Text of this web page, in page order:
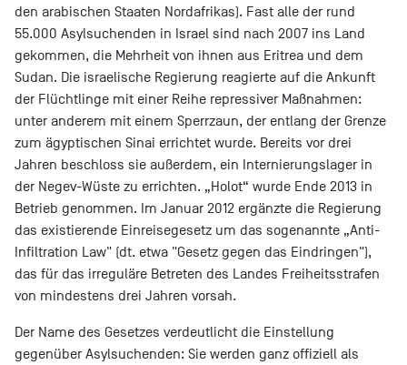
den arabischen Staaten Nordafrikas). Fast alle der rund
55.000 Asylsuchenden in Israel sind nach 2007 ins Land
gekommen, die Mehrheit von ihnen aus Eritrea und dem
Sudan. Die israelische Regierung reagierte auf die Ankunft
der Flüchtlinge mit einer Reihe repressiver Maßnahmen:
unter anderem mit einem Sperrzaun, der entlang der Grenze
zum ägyptischen Sinai errichtet wurde. Bereits vor drei
Jahren beschloss sie außerdem, ein Internierungslager in
der Negev-Wüste zu errichten. „Holot“ wurde Ende 2013 in
Betrieb genommen. Im Januar 2012 ergänzte die Regierung
das existierende Einreisegesetz um das sogenannte „Anti-
Infiltration Law" (dt. etwa "Gesetz gegen das Eindringen"),
das für das irreguläre Betreten des Landes Freiheitsstrafen
von mindestens drei Jahren vorsah.
Der Name des Gesetzes verdeutlicht die Einstellung
gegenüber Asylsuchenden: Sie werden ganz offiziell als